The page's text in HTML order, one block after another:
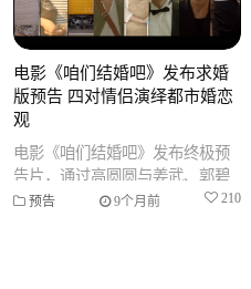
电影《咱们结婚吧》发布求婚
版预告 四对情侣演绎都市婚恋
观
电影《咱们结婚吧》发布终极预
告片，通过高圆圆与姜武、郭碧
婷与李晨、陈意涵与郑恺、刘涛
预告 9个月前 210